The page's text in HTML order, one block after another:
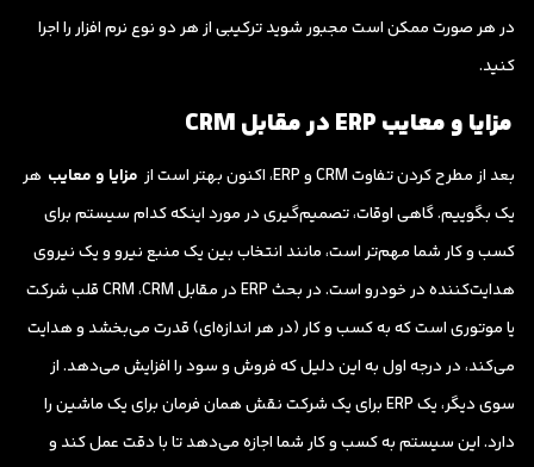
در هر صورت ممکن است مجبور شوید ترکیبی از هر دو نوع نرم افزار را اجرا
کنید.
مزایا و معایب ERP در مقابل CRM
بعد از مطرح کردن تفاوت CRM و ERP، اکنون بهتر است از مزایا و معایب هر
یک بگوییم. گاهی اوقات، تصمیم‌گیری در مورد اینکه کدام سیستم برای
کسب و کار شما مهم‌تر است، مانند انتخاب بین یک منبع نیرو و یک نیروی
هدایت‌کننده در خودرو است. در بحث ERP در مقابل CRM ،CRM قلب شرکت
یا موتوری است که به کسب و کار (در هر اندازه‌ای) قدرت می‌بخشد و هدایت
می‌کند، در درجه اول به این دلیل که فروش و سود را افزایش می‌دهد. از
سوی دیگر، یک ERP برای یک شرکت نقش همان فرمان برای یک ماشین را
دارد. این سیستم به کسب و کار شما اجازه می‌دهد تا با دقت عمل کند و